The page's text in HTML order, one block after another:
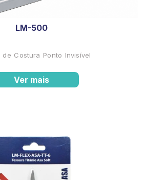
LM-500
de Costura Ponto Invisível
Ver mais